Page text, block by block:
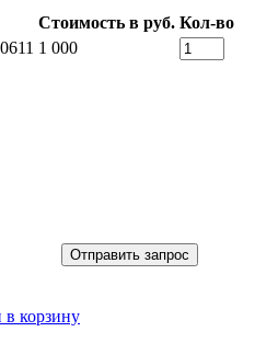
Стоимость в руб. Кол-во
1 000
Отправить запрос
в корзину